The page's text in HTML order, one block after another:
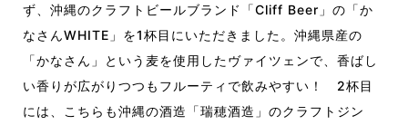
ず、沖縄のクラフトビールブランド「Cliff Beer」の「か
なさんWHITE」を1杯目にいただきました。沖縄県産の
「かなさん」という麦を使用したヴァイツェンで、香ばし
い香りが広がりつつもフルーティで飲みやすい！ 2杯目
には、こちらも沖縄の酒造「瑞穂酒造」のクラフトジン